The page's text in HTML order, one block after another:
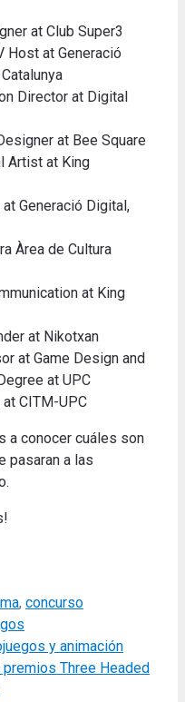
at Club Super3
Host at Generació
Director at Digital
at Bee Square
Artist at King
Generació Digital,
Àrea de Cultura
at King
at Nikotxan
at Game Design and
at UPC
CITM-UPC
a conocer cuáles son
pasaran a las
, concurso
y animación
Three Headed